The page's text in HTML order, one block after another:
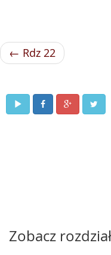
← Rdz 22
Zobacz rozdział